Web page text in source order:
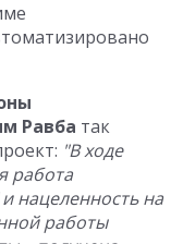
Равба так
"В ходе
работа
нацеленность на
работы